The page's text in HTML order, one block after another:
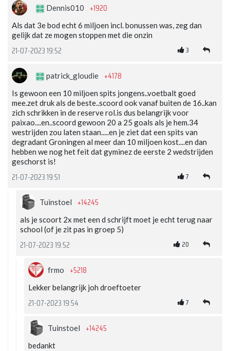
Dennis010 +1920
Als dat 3e bod echt 6 miljoen incl. bonussen was, zeg dan
gelijk dat ze mogen stoppen met die onzin
21-07-2023 19:52 3
patrick_gloudie +4178
Is gewoon een 10 miljoen spits jongens..voetbalt goed
mee.zet druk als de beste..scoord ook vanaf buiten de 16..kan
zich schrikken in de reserve rol.is dus belangrijk voor
paixao....en..scoord gewoon 20 a 25 goals als je hem.34
westrijden zou laten staan.....en je ziet dat een spits van
degradant Groningen al meer dan 10 miljoen kost....en dan
hebben we nog het feit dat gyminez de eerste 2 wedstrijden
geschorst is!
21-07-2023 19:51 7
Tuinstoel +14245
als je scoort 2x met een d schrijft moet je echt terug naar
school (of je zit pas in groep 5)
21-07-2023 19:52 20
frmo +5218
Lekker belangrijk joh droeftoeter
21-07-2023 19:54 7
Tuinstoel +14245
bedankt